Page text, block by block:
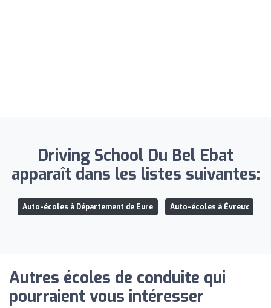
Driving School Du Bel Ebat
apparaît dans les listes suivantes:
Auto-écoles à Département de Eure Auto-écoles à Évreux
Autres écoles de conduite qui
pourraient vous intéresser